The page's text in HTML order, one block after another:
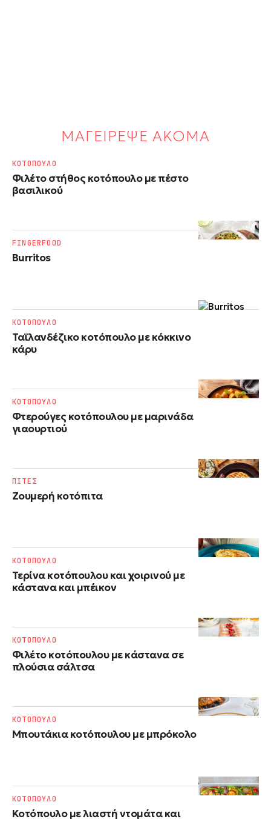
ΜΑΓΕΙΡΕΨΕ ΑΚΟΜΑ
Φιλέτο στήθος κοτόπουλο με πέστο
βασιλικού
ΚΟΤΟΠΟΥΛΟ
Burritos
FINGERFOOD
Ταϊλανδέζικο κοτόπουλο με κόκκινο
κάρυ
ΚΟΤΟΠΟΥΛΟ
Φτερούγες κοτόπουλου με μαρινάδα
γιαουρτιού
ΚΟΤΟΠΟΥΛΟ
Ζουμερή κοτόπιτα
ΠΙΤΕΣ
Τερίνα κοτόπουλου και χοιρινού με
κάστανα και μπέικον
ΚΟΤΟΠΟΥΛΟ
Φιλέτο κοτόπουλου με κάστανα σε
πλούσια σάλτσα
ΚΟΤΟΠΟΥΛΟ
Μπουτάκια κοτόπουλου με μπρόκολο
ΚΟΤΟΠΟΥΛΟ
Κοτόπουλο με λιαστή ντομάτα και
ΚΟΤΟΠΟΥΛΟ